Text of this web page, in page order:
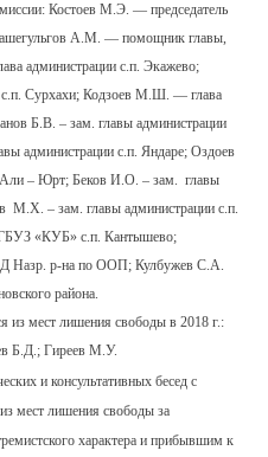
Костоев М.Э. — председатель
А.М. — помощник главы,
администрации с.п. Экажево;
Сурхахи; Кодзоев М.Ш. — глава
Б.В. – зам. главы администрации
администрации с.п. Яндаре; Оздоев
– Юрт; Беков И.О. – зам. главы
М.Х. – зам. главы администрации с.п.
«КУБ» с.п. Кантышево;
Назр. р-на по ООП; Кулбужев С.А.
района.
из мест лишения свободы в 2018 г.:
Б.Д.; Гиреев М.У.
и консультативных бесед с
мест лишения свободы за
характера и прибывшим к